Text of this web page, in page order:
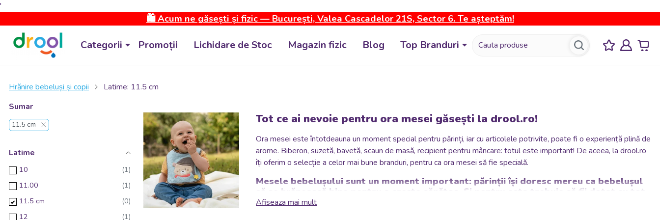
'
🛍️ Acum ne găsești și fizic — București, Valea Cascadelor 21S, Sector 6. Te așteptăm!
Categorii Promoții Lichidare de Stoc Magazin fizic Blog Top Branduri
Hrănire bebeluși și copii
Latime: 11.5 cm
Sumar
11.5 cm
Latime
10
11.00
11.5 cm
12
Tot ce ai nevoie pentru ora mesei găsești la drool.ro!
Ora mesei este întotdeauna un moment special pentru părinți, iar cu articolele potrivite, poate fi o experiență plină de
arome. Biberon, suzetă, bavetă, scaun de masă, recipient pentru mâncare: totul este important! De aceea, la drool.ro
îți oferim o selecție a celor mai bune branduri, pentru ca ora mesei să fie specială.
Mesele bebelușului sunt un moment important: părinții își doresc mereu ca bebelușul
să se hrănească bine pentru a crește sănătos. Și pentru asta trebuie să fii dotat cu tot
ce este necesar.
Afiseaza mai mult